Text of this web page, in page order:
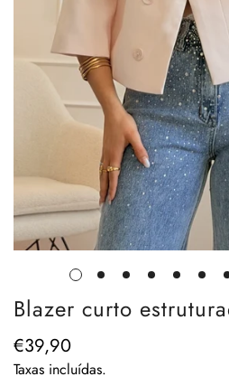
Blazer curto
Preço
regular
€39,90
Taxas incluídas.